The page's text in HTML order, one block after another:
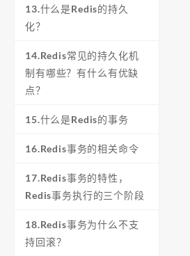
13.什么是Redis的持久
化？
14.Redis常见的持久化机
制有哪些？有什么有优缺
点？
15.什么是Redis的事务
16.Redis事务的相关命令
17.Redis事务的特性，
Redis事务执行的三个阶段
18.Redis事务为什么不支
持回滚？